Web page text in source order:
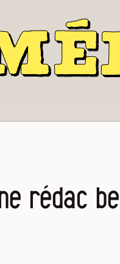
rédac